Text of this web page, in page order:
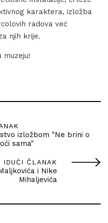
karaktera, izložba
radova već
njih krije.
muzeju!
izložbom "Ne brini o
sama"
IDUĆI ČLANAK
i Nike
Mihaljevića